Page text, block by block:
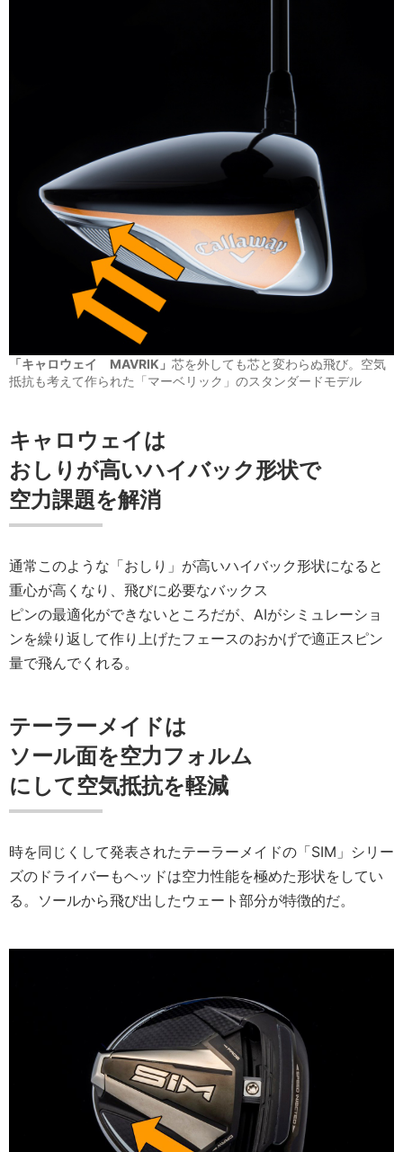
「キャロウェイ MAVRIK」 芯を外しても芯と変わらぬ飛び。空気
抵抗も考えて作られた「マーベリック」のスタンダードモデル
キャロウェイは
おしりが高いハイバック形状で
空力課題を解消
通常このような「おしり」が高いハイバック形状になると
重心が高くなり、飛びに必要なバックス
ピンの最適化ができないところだが、AIがシミュレーショ
ンを繰り返して作り上げたフェースのおかげで適正スピン
量で飛んでくれる。
テーラーメイドは
ソール面を空力フォルム
にして空気抵抗を軽減
時を同じくして発表されたテーラーメイドの「SIM」シリー
ズのドライバーもヘッドは空力性能を極めた形状をしてい
る。ソールから飛び出したウェート部分が特徴的だ。